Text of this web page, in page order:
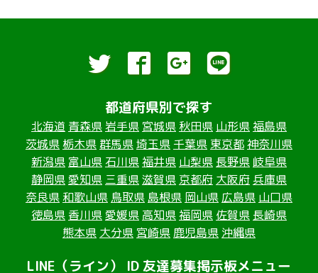
都道府県別で探す
北海道 青森県岩手県 宮城県 秋田県 山形県福島県
茨城県栃木県群馬県埼玉県 千葉県 東京都神奈川県
新潟県 富山県 石川県福井県 山梨県長野県 岐阜県
静岡県愛知県 三重県滋賀県 京都府 大阪府兵庫県
奈良県 和歌山県 鳥取県 島根県 岡山県 広島県 山口県
徳島県 香川県愛媛県 高知県福岡県 佐賀県長崎県
熊本県 大分県 宮崎県 鹿児島県 沖縄県
LINE（ライン） ID 友達募集掲示板メニュー